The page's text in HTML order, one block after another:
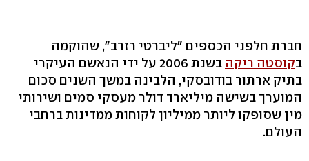
חברת חלפני הכספים "ליברטי רזרב", שהוקמה
בקוסטה ריקה
בשנת 2006 על ידי הנאשם העיקרי
בתיק ארתור בודובסקי, הלבינה במשך השנים סכום
המוערך בשישה מיליארד דולר מעסקי סמים ושירותי
מין שסופקו ליותר ממיליון לקוחות ממדינות ברחבי
העולם.